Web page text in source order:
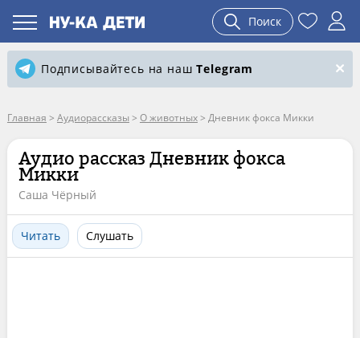
Поиск
Подписывайтесь на нашTelegram
Главная > Аудиорассказы > О животных> Дневник фокса Микки
Аудио рассказ Дневник фокса
Микки
Саша Чёрный
Читать Слушать